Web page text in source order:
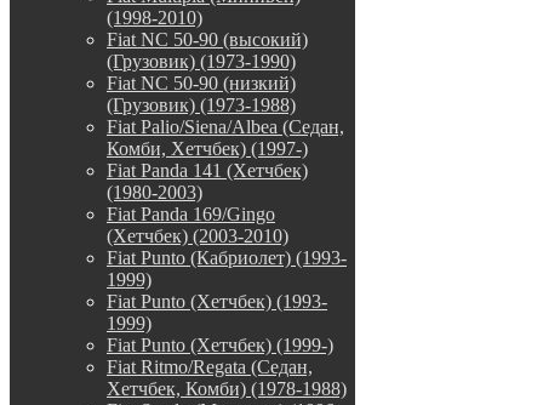
(1998-2010)
Fiat NC 50-90 (высокий)
(Грузовик) (1973-1990)
Fiat NC 50-90 (низкий)
(Грузовик) (1973-1988)
Fiat Palio/Siena/Albea (Седан,
Комби, Хетчбек) (1997-)
Fiat Panda 141 (Хетчбек)
(1980-2003)
Fiat Panda 169/Gingo
(Хетчбек) (2003-2010)
Fiat Punto (Кабриолет) (1993-
1999)
Fiat Punto (Хетчбек) (1993-
1999)
Fiat Punto (Хетчбек) (1999-)
Fiat Ritmo/Regata (Седан,
Хетчбек, Комби) (1978-1988)